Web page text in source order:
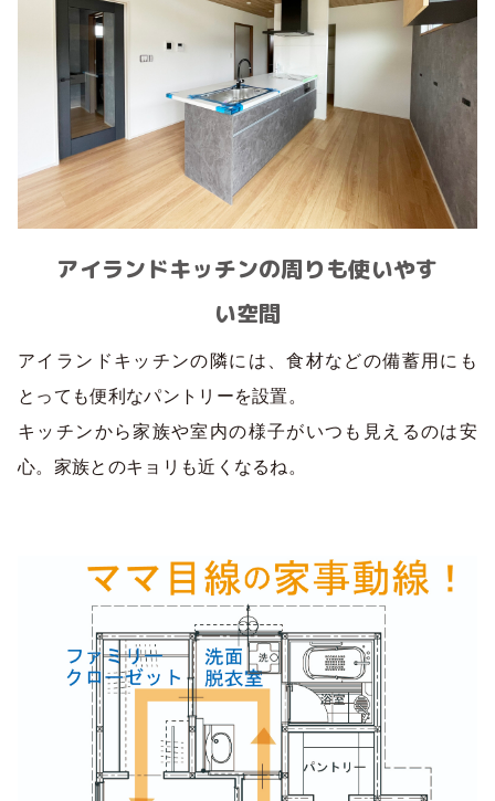
アイランドキッチンの周りも使いやす
い空間
アイランドキッチンの隣には、食材などの備蓄用にも
とっても便利なパントリーを設置。
キッチンから家族や室内の様子がいつも見えるのは安
心。家族とのキョリも近くなるね。